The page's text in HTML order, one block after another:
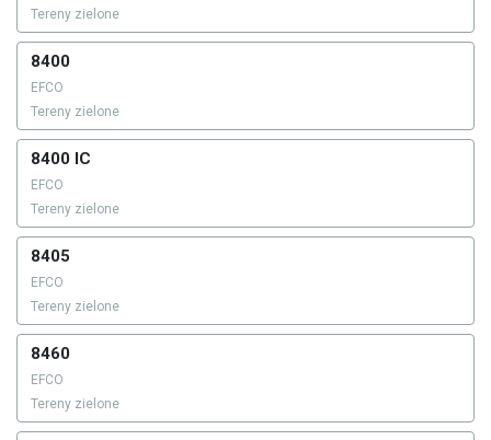
Tereny zielone
8400
EFCO
Tereny zielone
8400 IC
EFCO
Tereny zielone
8405
EFCO
Tereny zielone
8460
EFCO
Tereny zielone